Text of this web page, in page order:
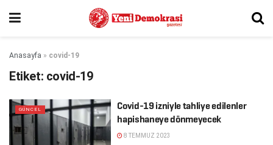
Anasayfa » covid-19
Etiket: covid-19
GÜNCEL
Covid-19 izniyle tahliye edilenler
hapishaneye dönmeyecek
8 TEMMUZ 2023